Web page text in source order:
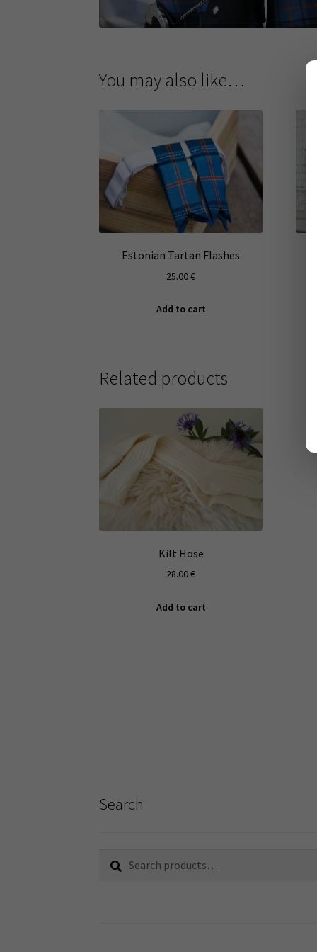
You may also like…
Estonian Tartan Flashes
25.00€
Add to cart
Related products
Kilt Hose
28.00€
Add to cart
Search
for: